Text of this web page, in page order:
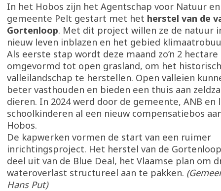
In het Hobos zijn het Agentschap voor Natuur
gemeente Pelt gestart met het herstel van de
Gortenloop. Met dit project willen ze de natuur
nieuw leven inblazen en het gebied
Als eerste stap wordt deze maand zo’n 2
omgevormd tot open grasland, om het
valleilandschap te herstellen. Open valleien
beter vasthouden en bieden een thuis aan
dieren. In 2024 werd door de gemeente, ANB en
schoolkinderen al een nieuw compensatiebos
Hobos.
De kapwerken vormen de start van een ruimer
inrichtingsproject. Het herstel van de
deel uit van de Blue Deal, het Vlaamse plan om
wateroverlast structureel aan te pakken.
Hans Put)